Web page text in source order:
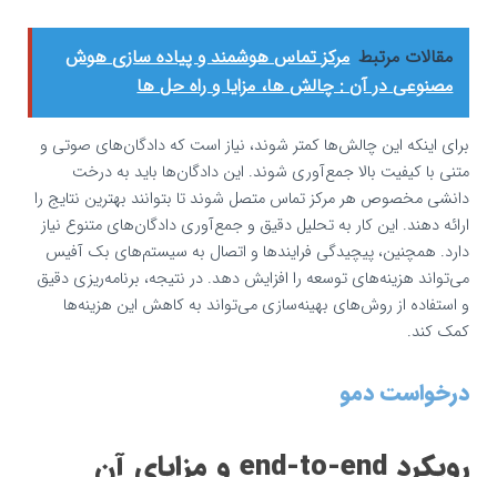
مقالات مرتبط مرکز تماس هوشمند و پیاده‌ سازی هوش
مصنوعی در آن : چالش‌ ها، مزایا و راه‌ حل‌ ها
برای اینکه این چالش‌ها کمتر شوند، نیاز است که دادگان‌های صوتی و
متنی با کیفیت بالا جمع‌آوری شوند. این دادگان‌ها باید به درخت
دانشی مخصوص هر مرکز تماس متصل شوند تا بتوانند بهترین نتایج را
ارائه دهند. این کار به تحلیل دقیق و جمع‌آوری دادگان‌های متنوع نیاز
دارد. همچنین، پیچیدگی فرایندها و اتصال به سیستم‌های بک آفیس
می‌تواند هزینه‌های توسعه را افزایش دهد. در نتیجه، برنامه‌ریزی دقیق
و استفاده از روش‌های بهینه‌سازی می‌تواند به کاهش این هزینه‌ها
کمک کند.
درخواست دمو
رویکرد end-to-end و مزایای آن